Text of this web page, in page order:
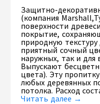
Защитно-
(компания
поверхности
покрытие,
природную
приятный сочный
наружных, так и для
Выпускают
цвета). Эту
любых деревянных
потолка. Расход
Читать далее →